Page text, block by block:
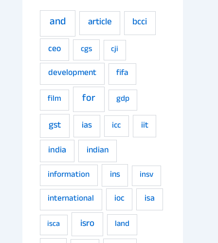
and article bcci
ceo cgs cji
development
fifa
film
for gdp
gst ias icc
iit
india
indian
information ins
insv
international
ioc isa
isca isro
land